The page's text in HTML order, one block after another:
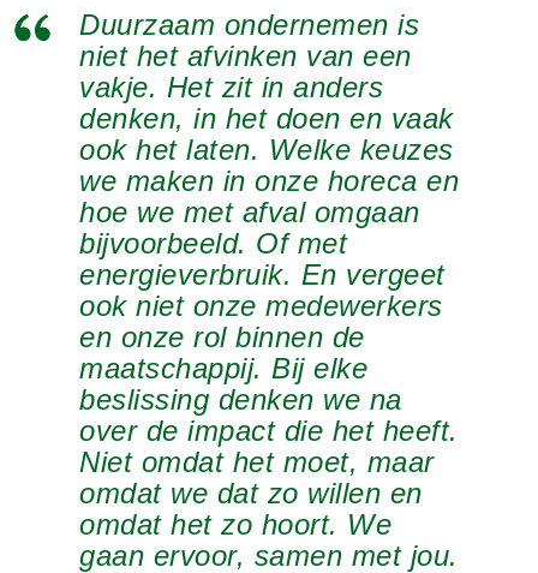
Duurzaam ondernemen is
niet het afvinken van een
vakje. Het zit in anders
denken, in het doen en vaak
ook het laten. Welke keuzes
we maken in onze horeca en
hoe we met afval omgaan
bijvoorbeeld. Of met
energieverbruik. En vergeet
ook niet onze medewerkers
en onze rol binnen de
maatschappij. Bij elke
beslissing denken we na
over de impact die het heeft.
Niet omdat het moet, maar
omdat we dat zo willen en
omdat het zo hoort. We
gaan ervoor, samen met jou.